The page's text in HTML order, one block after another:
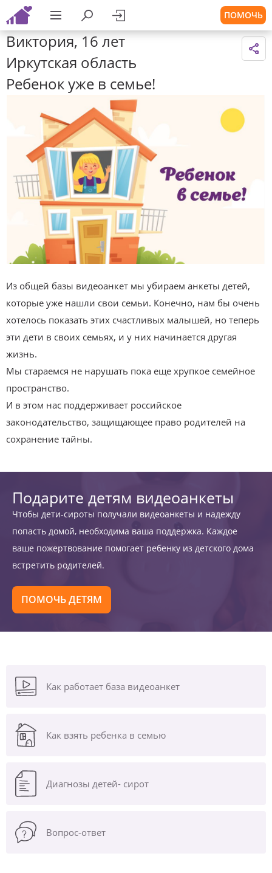
ПОМОЧЬ
Виктория, 16 лет
Иркутская область
Ребенок уже в семье!
Из общей базы видеоанкет мы убираем анкеты детей,
которые уже нашли свои семьи. Конечно, нам бы очень
хотелось показать этих счастливых малышей, но теперь
эти дети в своих семьях, и у них начинается другая
жизнь.
Мы стараемся не нарушать пока еще хрупкое семейное
пространство.
И в этом нас поддерживает российское
законодательство, защищающее право родителей на
сохранение тайны.
Подарите детям видеоанкеты
Чтобы дети-сироты получали видеоанкеты и надежду
попасть домой, необходима ваша поддержка. Каждое
ваше пожертвование помогает ребенку из детского дома
встретить родителей.
ПОМОЧЬ ДЕТЯМ
Как работает база видеоанкет
Как взять ребенка в семью
Диагнозы детей- сирот
Вопрос-ответ